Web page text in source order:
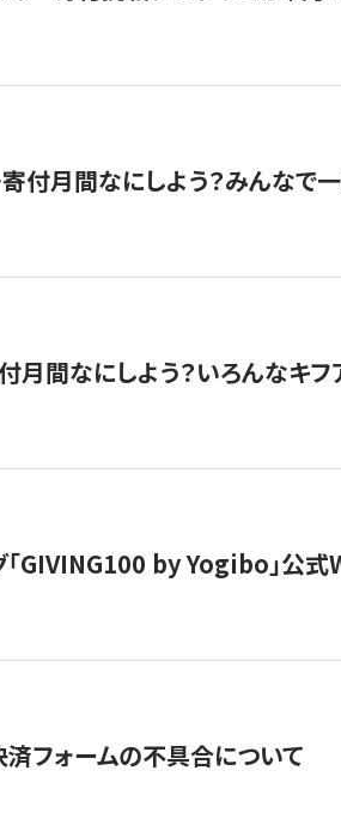
付月間なにしよう？みんなで
月間なにしよう？いろんなキフ
GIVING100 by Yogibo」公式
済フォームの不具合について